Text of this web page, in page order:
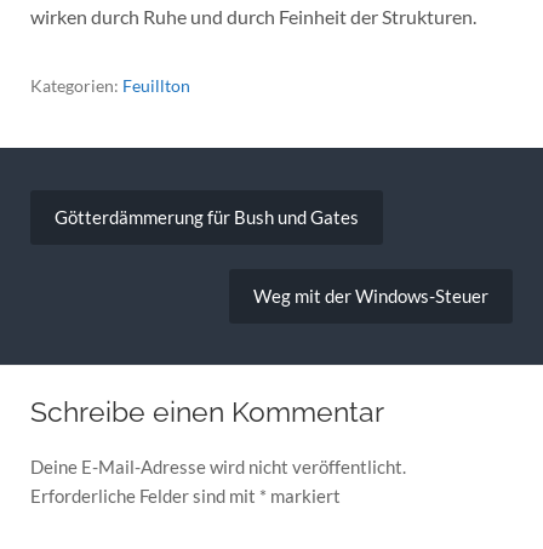
wirken durch Ruhe und durch Feinheit der Strukturen.
Kategorien: Feuillton
Götterdämmerung für Bush und Gates
Weg mit der Windows-Steuer
Schreibe einen Kommentar
Deine E-Mail-Adresse wird nicht veröffentlicht.
Erforderliche Felder sind mit * markiert